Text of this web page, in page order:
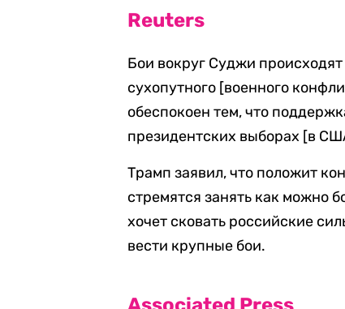
Reuters
Бои вокруг Суджи
сухопутного [военного
обеспокоен тем, что
президентских выборах [в
Трамп заявил, что положит
стремятся занять как можно
хочет сковать российские
вести крупные бои.